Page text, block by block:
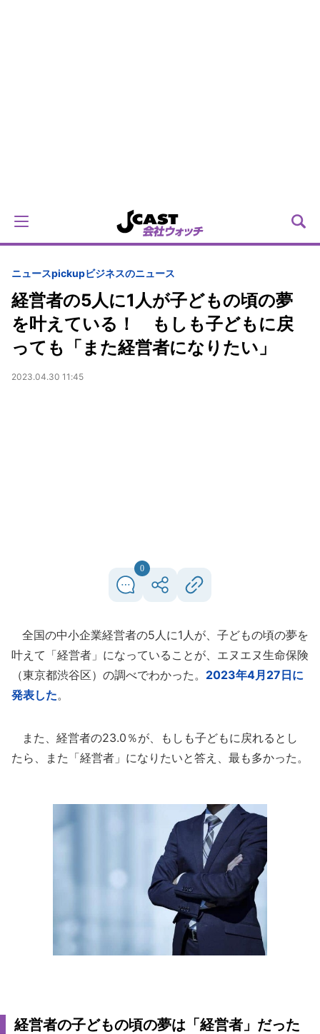
ニュースpickupビジネスのニュース
経営者の5人に1人が子どもの頃の夢
を叶えている！ もしも子どもに戻
っても「また経営者になりたい」
2023.04.30 11:45
0
全国の中小企業経営者の5人に1人が、子どもの頃の夢を
叶えて「経営者」になっていることが、エヌエヌ生命保険
（東京都渋谷区）の調べでわかった。 2023年4月27日に
発表した。
また、経営者の23.0％が、もしも子どもに戻れるとし
たら、また「経営者」になりたいと答え、最も多かった。
経営者の子どもの頃の夢は「経営者」だった